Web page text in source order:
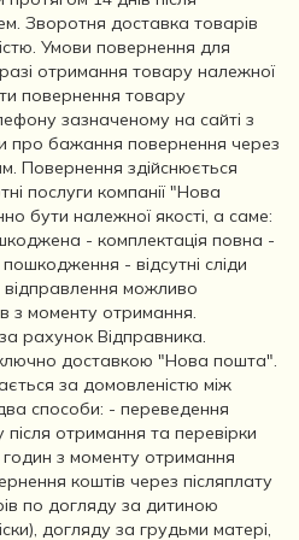
Зворотня доставка товарів
Умови повернення для
отримання товару належної
повернення товару
зазначеному на сайті з
про бажання повернення через
Повернення здійснюється
послуги компанії "Нова
бути належної якості, а саме:
- комплектація повна -
пошкодження - відсутні сліди
можливо
з моменту отримання.
рахунок Відправника.
доставкою "Нова пошта".
за домовленістю між
способи: - переведення
після отримання та перевірки
з моменту отримання
коштів через післяплату
по догляду за дитиною
догляду за грудьми матері,